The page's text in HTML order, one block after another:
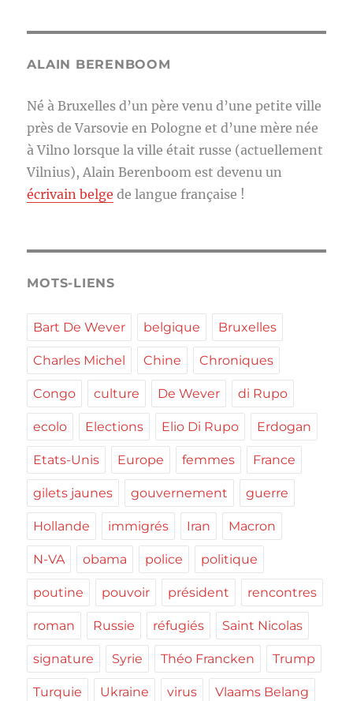
ALAIN BERENBOOM
Né à Bruxelles d’un père venu d’une petite ville
près de Varsovie en Pologne et d’une mère née
à Vilno lorsque la ville était russe (actuellement
Vilnius), Alain Berenboom est devenu un
écrivain belge de langue française !
MOTS-LIENS
Bart De Wever belgique Bruxelles
Charles Michel Chine Chroniques
Congo culture De Wever di Rupo
ecolo Elections Elio Di Rupo Erdogan
Etats-Unis Europe femmes France
gilets jaunes gouvernement guerre
Hollande immigrés Iran Macron
N-VA obama police politique
poutine pouvoir président rencontres
roman Russie réfugiés Saint Nicolas
signature Syrie Théo Francken Trump
Turquie Ukraine virus Vlaams Belang